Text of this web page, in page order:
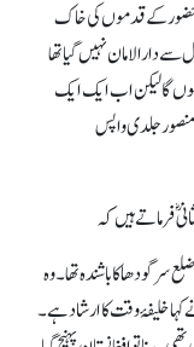
حضور کے قدموں کی خاک
دارالامان نہیں گیا تھا
گا لیکن اب ایک ایک
منصور جلدی واپس
فرماتے ہیں کہ
کا باشندہ تھا۔ وہ
کہا خلیفۂ وقت کا ارشاد ہے۔